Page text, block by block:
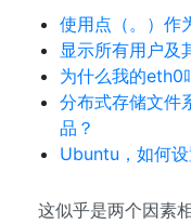
使用点（。）作
显示所有用户及
为什么我的eth0
分布式存储文件
品？
Ubuntu，如何
这似乎是两个因素